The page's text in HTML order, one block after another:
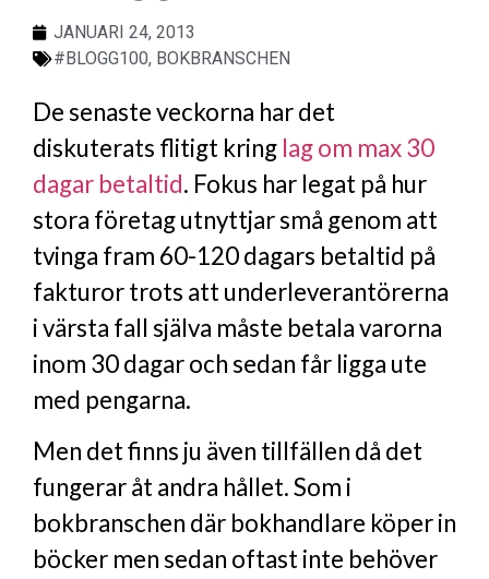
JANUARI 24, 2013
#BLOGG100, BOKBRANSCHEN
De senaste veckorna har det
diskuterats flitigt kring lag om max 30
dagar betaltid. Fokus har legat på hur
stora företag utnyttjar små genom att
tvinga fram 60-120 dagars betaltid på
fakturor trots att underleverantörerna
i värsta fall själva måste betala varorna
inom 30 dagar och sedan får ligga ute
med pengarna.
Men det finns ju även tillfällen då det
fungerar åt andra hållet. Som i
bokbranschen där bokhandlare köper in
böcker men sedan oftast inte behöver